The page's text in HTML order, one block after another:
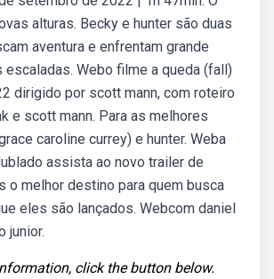
alturas. Becky e hunter são duas
aventura e enfrentam grande
escaladas. Webo filme a queda (fall)
dirigido por scott mann, com roteiro
e scott mann. Para as melhores
caroline currey) e hunter. Weba
assista ao novo trailer de
o melhor destino para quem busca
eles são lançados. Webcom daniel
junior.
click the button below.